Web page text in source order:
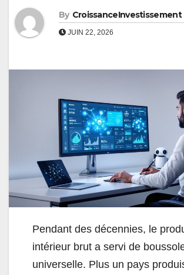
By CroissanceInvestissement
JUIN 22, 2026
Pendant des décennies, le
intérieur brut a servi de
universelle. Plus un pays